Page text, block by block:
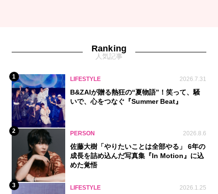
Ranking
人気記事
1 LIFESTYLE 2026.7.31
B&ZAIが贈る熱狂の“夏物語”！笑って、騒
いで、心をつなぐ『Summer Beat』
2 PERSON 2026.8.6
佐藤大樹「やりたいことは全部やる」 6年の
成長を詰め込んだ写真集『In Motion』に込
めた覚悟
3 LIFESTYLE 2026.1.25